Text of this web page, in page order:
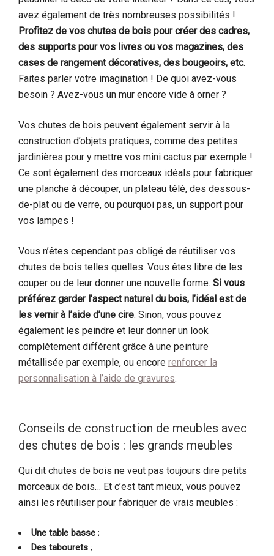
avez également de très nombreuses possibilités !
Profitez de vos chutes de bois pour créer des cadres,
des supports pour vos livres ou vos magazines, des
cases de rangement décoratives, des bougeoirs, etc.
Faites parler votre imagination ! De quoi avez-vous
besoin ? Avez-vous un mur encore vide à orner ?
Vos chutes de bois peuvent également servir à la
construction d’objets pratiques, comme des petites
jardinières pour y mettre vos mini cactus par exemple !
Ce sont également des morceaux idéals pour fabriquer
une planche à découper, un plateau télé, des dessous-
de-plat ou de verre, ou pourquoi pas, un support pour
vos lampes !
Vous n’êtes cependant pas obligé de réutiliser vos
chutes de bois telles quelles. Vous êtes libre de les
couper ou de leur donner une nouvelle forme. Si vous
préférez garder l’aspect naturel du bois, l’idéal est de
les vernir à l’aide d’une cire. Sinon, vous pouvez
également les peindre et leur donner un look
complètement différent grâce à une peinture
métallisée par exemple, ou encore renforcer la
personnalisation à l’aide de gravures.
Conseils de construction de meubles avec
des chutes de bois : les grands meubles
Qui dit chutes de bois ne veut pas toujours dire petits
morceaux de bois… Et c’est tant mieux, vous pouvez
ainsi les réutiliser pour fabriquer de vrais meubles :
Une table basse ;
Des tabourets ;